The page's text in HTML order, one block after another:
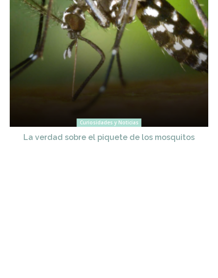
Curiosidades y Noticias
La verdad sobre el piquete de los mosquitos